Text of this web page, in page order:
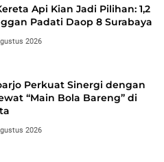
Api Kian Jadi Pilihan: 1,2
Padati Daop 8 Surabaya
2026
Perkuat Sinergi dengan
“Main Bola Bareng” di
2026